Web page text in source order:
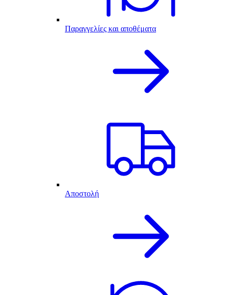
Παραγγελίες και αποθέματα
Αποστολή